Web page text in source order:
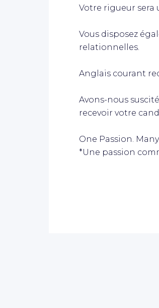
Votre rigueur sera
Vous disposez
relationnelles.
Anglais courant
Avons-nous
recevoir votre
One Passion.
*Une passion